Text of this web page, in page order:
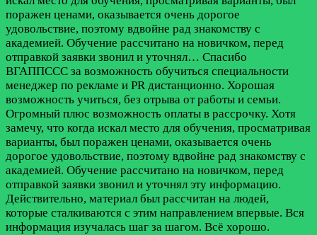
поражен ценами, оказывается очень дорогое
удовольствие, поэтому вдвойне рад знакомству с
академией. Обучение рассчитано на новичком, перед
отправкой заявки звонил и уточнял… Спасибо
ВГАППССС за возможность обучиться специальности
менеджер по рекламе и PR дистанционно. Хорошая
возможность учиться, без отрыва от работы и семьи.
Огромный плюс возможность оплаты в рассрочку. Хотя
замечу, что когда искал место для обучения, просматривая
варианты, был поражен ценами, оказывается очень
дорогое удовольствие, поэтому вдвойне рад знакомству с
академией. Обучение рассчитано на новичком, перед
отправкой заявки звонил и уточнял эту информацию.
Действительно, материал был рассчитан на людей,
которые сталкиваются с этим направлением впервые. Вся
информация изучалась шаг за шагом. Всё хорошо.